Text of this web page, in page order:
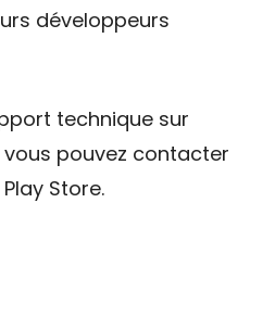
développeurs
technique sur
vous pouvez contacter
Store.